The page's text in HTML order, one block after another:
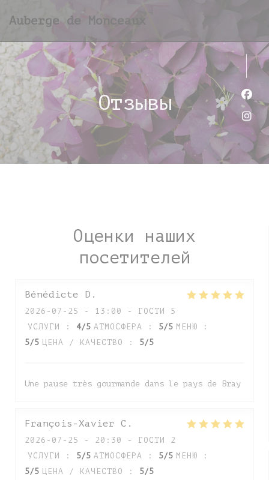
Auberge de Monceaux
Отзывы
Оценки наших
посетителей
Bénédicte D
2026-07-25
- 13:00 - ГОСТИ 5
УСЛУГИ
: 4/5 АТМОСФЕРА : 5/5 МЕНЮ :
5/5 ЦЕНА / КАЧЕСТВО : 5/5
Une pause très gourmande dans le pays de Bray
François-Xavier C
2026-07-25
- 20:30 - ГОСТИ 2
УСЛУГИ
: 5/5 АТМОСФЕРА : 5/5 МЕНЮ :
5/5 ЦЕНА / КАЧЕСТВО : 5/5